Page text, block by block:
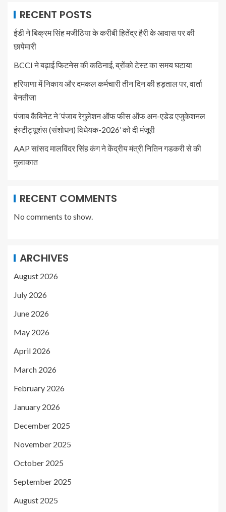
RECENT POSTS
ईडी ने बिक्रम सिंह मजीठिया के करीबी हितेंद्र हैरी के आवास पर की
छापेमारी
BCCI ने बढ़ाई फिटनेस की कठिनाई, ब्रोंको टेस्ट का समय घटाया
हरियाणा में निकाय और दमकल कर्मचारी तीन दिन की हड़ताल पर, वार्ता
बेनतीजा
पंजाब कैबिनेट ने ‘पंजाब रेगुलेशन ऑफ फीस ऑफ अन-एडेड एजुकेशनल
इंस्टीट्यूशंस (संशोधन) विधेयक-2026’ को दी मंजूरी
AAP सांसद मालविंदर सिंह कंग ने केंद्रीय मंत्री नितिन गडकरी से की
मुलाकात
RECENT COMMENTS
No comments to show.
ARCHIVES
August 2026
July 2026
June 2026
May 2026
April 2026
March 2026
February 2026
January 2026
December 2025
November 2025
October 2025
September 2025
August 2025